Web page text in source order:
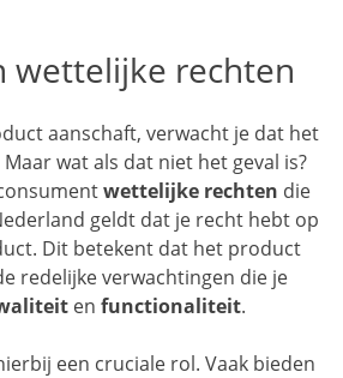
wettelijke rechten
aanschaft, verwacht je dat het
Maar wat als dat niet het geval is?
wettelijke rechten die
geldt dat je recht hebt op
Dit betekent dat het product
redelijke verwachtingen die je
en functionaliteit.
een cruciale rol. Vaak bieden